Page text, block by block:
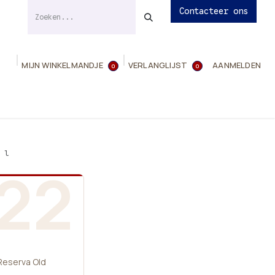
Contacteer ons
0
MIJN WINKELMANDJE 0
VERLANGLIJST
AANMELDEN
l
Old